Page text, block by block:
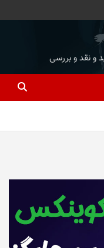
و نقد و بررسی